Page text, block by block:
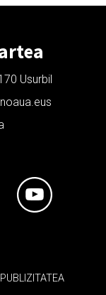
Usurbil
PUBLIZITATEA